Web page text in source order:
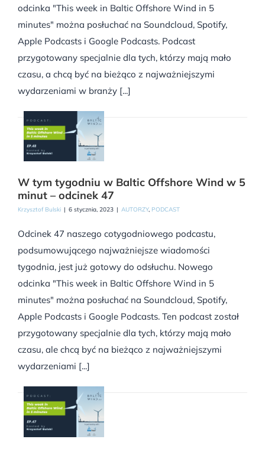
odcinka "This week in Baltic Offshore Wind in 5
minutes" można posłuchać na Soundcloud, Spotify,
Apple Podcasts i Google Podcasts. Podcast
przygotowany specjalnie dla tych, którzy mają mało
czasu, a chcą być na bieżąco z najważniejszymi
wydarzeniami w branży [...]
W tym tygodniu w Baltic Offshore Wind w 5
minut – odcinek 47
Krzysztof Bulski | 6 stycznia, 2023 | AUTORZY, PODCAST
Odcinek 47 naszego cotygodniowego podcastu,
podsumowującego najważniejsze wiadomości
tygodnia, jest już gotowy do odsłuchu. Nowego
odcinka "This week in Baltic Offshore Wind in 5
minutes" można posłuchać na Soundcloud, Spotify,
Apple Podcasts i Google Podcasts. Ten podcast został
przygotowany specjalnie dla tych, którzy mają mało
czasu, ale chcą być na bieżąco z najważniejszymi
wydarzeniami [...]